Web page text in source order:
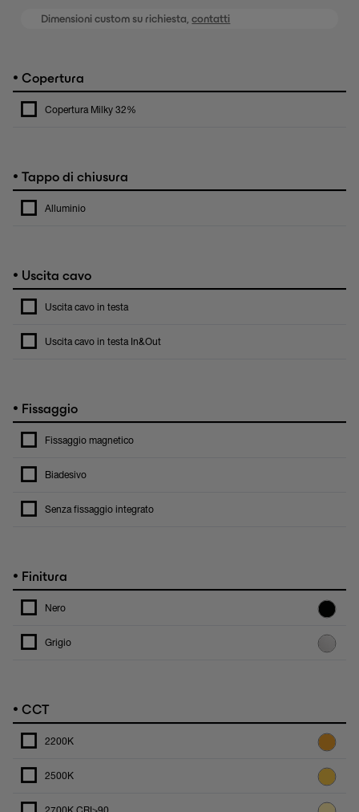
Dimensioni custom su richiesta,contatti
• Copertura
Copertura Milky 32%
• Tappo di chiusura
Alluminio
• Uscita cavo
Uscita cavo in testa
Uscita cavo in testa In&Out
• Fissaggio
Fissaggio magnetico
Biadesivo
Senza fissaggio integrato
• Finitura
Nero
Grigio
• CCT
2200K
2500K